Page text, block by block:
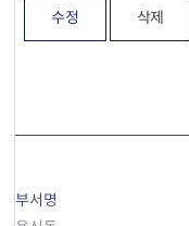
수정 삭제
부서명